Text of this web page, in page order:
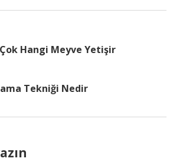
Hangi Meyve Yetişir
Tekniği Nedir